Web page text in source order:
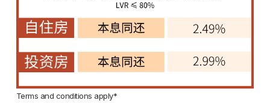
Terms and conditions apply*